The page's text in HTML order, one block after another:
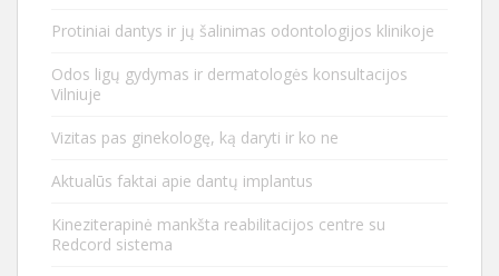
Protiniai dantys ir jų šalinimas odontologijos klinikoje
Odos ligų gydymas ir dermatologės konsultacijos
Vilniuje
Vizitas pas ginekologę, ką daryti ir ko ne
Aktualūs faktai apie dantų implantus
Kineziterapinė mankšta reabilitacijos centre su
Redcord sistema